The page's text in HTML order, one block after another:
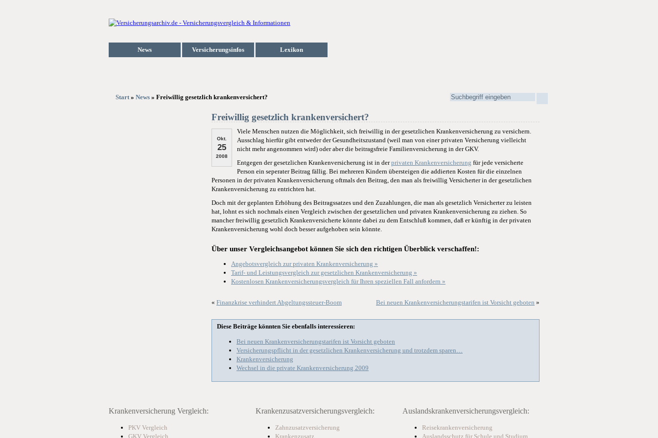
News Versicherungsinfos Lexikon
Start» News » Freiwillig gesetzlich krankenversichert?
Freiwillig gesetzlich krankenversichert?
Okt.
25
2008
Viele Menschen nutzen die Möglichkeit, sich freiwillig in der gesetzlichen Krankenversicherung zu versichern.
Ausschlag hierfür gibt entweder der Gesundheitszustand (weil man von einer privaten Versicherung vielleicht
nicht mehr angenommen wird) oder aber die beitragsfreie Familienversicherung in der GKV.
Entgegen der gesetzlichen Krankenversicherung ist in derprivaten Krankenversicherung für jede versicherte
Person ein seperater Beitrag fällig. Bei mehreren Kindern übersteigen die addierten Kosten für die einzelnen
Personen in der privaten Krankenversicherung oftmals den Beitrag, den man als freiwillig Versicherter in der gesetzlichen
Krankenversicherung zu entrichten hat.
Doch mit der geplanten Erhöhung des Beitragssatzes und den Zuzahlungen, die man als gesetzlich Versicherter zu leisten
hat, lohnt es sich nochmals einen Vergleich zwischen der gesetzlichen und privaten Krankenversicherung zu ziehen. So
mancher freiwillig gesetzlich Krankenversicherte könnte dabei zu dem Entschluß kommen, daß er künftig in der privaten
Krankenversicherung wohl doch besser aufgehoben sein könnte.
Über unser Vergleichsangebot können Sie sich den richtigen Überblick verschaffen!:
Angebotsvergleich zur privaten Krankenversicherung »
Tarif- und Leistungsvergleich zur gesetzlichen Krankenversicherung »
Kostenlosen Krankenversicherungsvergleich für Ihren speziellen Fall anfordern »
« Finanzkrise verhindert Abgeltungssteuer-Boom Bei neuen Krankenversicherungstarifen ist Vorsicht geboten »
Diese Beiträge könnten Sie ebenfalls interessieren:
Bei neuen Krankenversicherungstarifen ist Vorsicht geboten
Versicherungspflicht in der gesetzlichen Krankenversicherung und trotzdem sparen…
Krankenversicherung
Wechsel in die private Krankenversicherung 2009
Krankenversicherung Vergleich:
PKV Vergleich
GKV Vergleich
Krankenzusatzversicherungsvergleich:
Zahnzusatzversicherung
Krankenzusatz
Auslandskrankenversicherungsvergleich:
Reisekrankenversicherung
Auslandsschutz für Schule und Studium